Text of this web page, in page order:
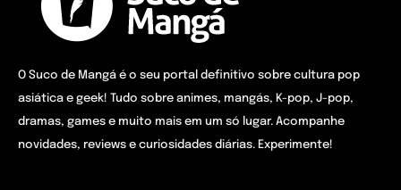
O Suco de Mangá é o seu portal definitivo sobre cultura pop
asiática e geek! Tudo sobre animes, mangás, K-pop, J-pop,
dramas, games e muito mais em um só lugar. Acompanhe
novidades, reviews e curiosidades diárias. Experimente!